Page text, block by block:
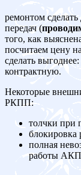
ремонтом
передач (
того, как
посчитаем цену
сделать
контрактную.
Некоторые
РКПП:
толчки при
полная
работы